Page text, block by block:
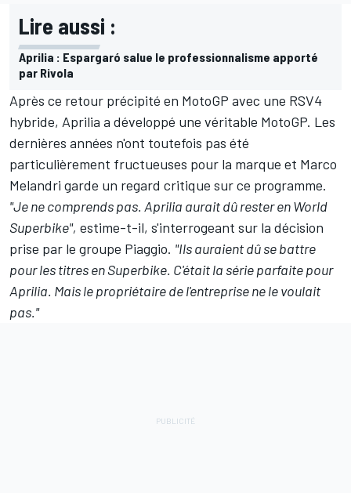
Lire aussi :
Aprilia : Espargaró salue le professionnalisme apporté
par Rivola
Après ce retour précipité en MotoGP avec une RSV4
hybride, Aprilia a développé une véritable MotoGP. Les
dernières années n'ont toutefois pas été
particulièrement fructueuses pour la marque et Marco
Melandri garde un regard critique sur ce programme.
"Je ne comprends pas. Aprilia aurait dû rester en World
Superbike", estime-t-il, s'interrogeant sur la décision
prise par le groupe Piaggio. "Ils auraient dû se battre
pour les titres en Superbike. C'était la série parfaite pour
Aprilia. Mais le propriétaire de l'entreprise ne le voulait
pas."